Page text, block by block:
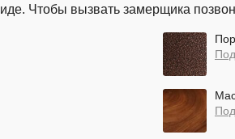
Чтобы вызвать замерщика